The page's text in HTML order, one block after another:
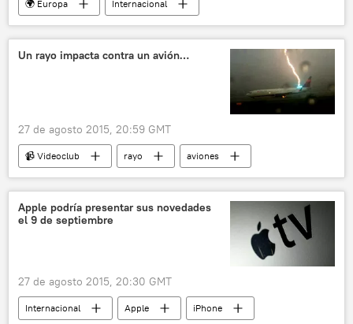
🌍 Europa
Internacional
Caso Edward Snowden
EEUU
Noruega
Edward Snowden
NSA
Buró Federal de Investigaciones (FBI)
Un rayo impacta contra un avión…
27 de agosto 2015, 20:59 GMT
📹 Videoclub rayo aviones
Apple podría presentar sus novedades
el 9 de septiembre
27 de agosto 2015, 20:30 GMT
Internacional Apple
iPhone